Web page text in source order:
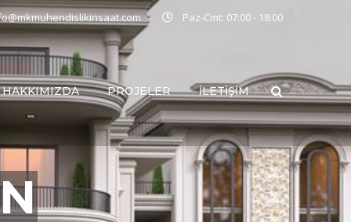
Paz-Cmt: 07:00 - 18:00
HAKKIMIZDA PROJELER İLETIŞIM